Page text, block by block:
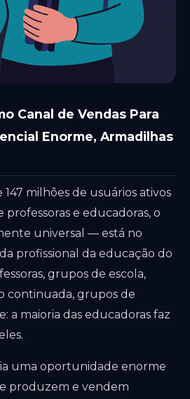
Canal de Vendas Para
Enorme, Armadilhas
147 milhões de usuários ativos
e educadoras, o
universal — está no
profissional da educação do
grupos de escola,
continuada, grupos de
a maioria das educadoras faz
uma oportunidade enorme
produzem e vendem